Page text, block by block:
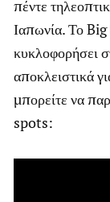
πέντε
Ιαπωνία. Το
κυκλοφορήσει
αποκλειστικά
μπορείτε να
spots: